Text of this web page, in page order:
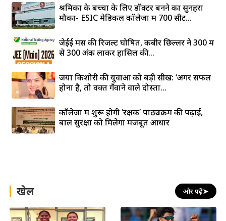
श्रमिकों के बच्चों के लिए डॉक्टर बनने का सुनहरा
मौका- ESIC मेडिकल कॉलेजों में 700 सीटें...
जेईई मेंस की रिजल्ट घोषित, कबीर छिल्लर ने 300 में
से 300 अंक लाकर हासिल की...
जया किशोरी की युवाओं को बड़ी सीख: ‘अगर सफल
होना है, तो वक्त गँवाने वाले दोस्तों...
कॉलेजों में शुरू होगी ‘रक्षक’ पाठ्यक्रम की पढ़ाई,
बाल सुरक्षा को मिलेगा मजबूत आधार
खेल और पढ़ें➤